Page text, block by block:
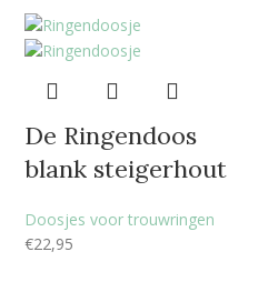
De Ringendoos
blank steigerhout
Doosjes voor trouwringen
€22,95